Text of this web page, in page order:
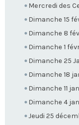
Mercredi des
Dimanche 15
Dimanche 8
Dimanche 1
Dimanche 25
Dimanche 18
Dimanche 11
Dimanche 4
Jeudi 25